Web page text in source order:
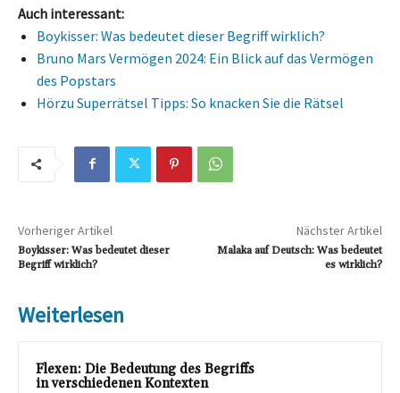
Auch interessant:
Boykisser: Was bedeutet dieser Begriff wirklich?
Bruno Mars Vermögen 2024: Ein Blick auf das Vermögen
des Popstars
Hörzu Superrätsel Tipps: So knacken Sie die Rätsel
Vorheriger Artikel
Boykisser: Was bedeutet dieser
Begriff wirklich?
Nächster Artikel
Malaka auf Deutsch: Was bedeutet
es wirklich?
Weiterlesen
Flexen: Die Bedeutung des Begriffs
in verschiedenen Kontexten